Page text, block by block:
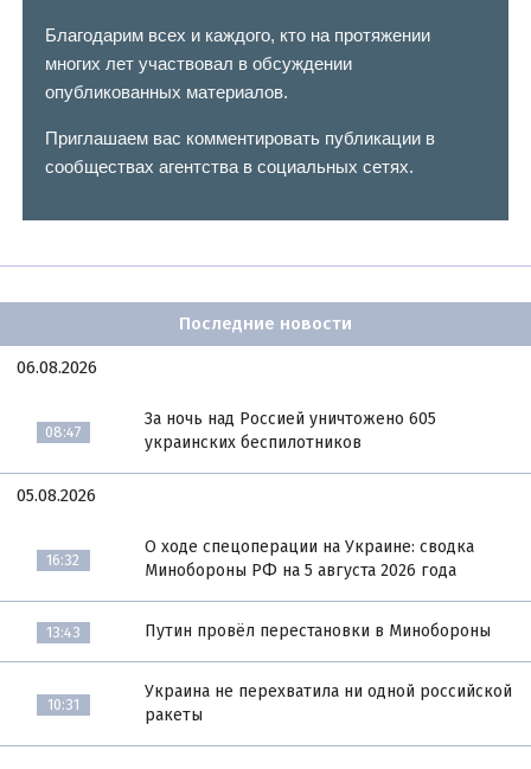
Благодарим всех и каждого, кто на протяжении
многих лет участвовал в обсуждении
опубликованных материалов.
Приглашаем вас комментировать публикации в
сообществах агентства в социальных сетях.
Последние новости
06.08.2026
08:47
За ночь над Россией уничтожено 605
украинских беспилотников
05.08.2026
16:32
О ходе спецоперации на Украине: сводка
Минобороны РФ на 5 августа 2026 года
13:43 Путин провёл перестановки в Минобороны
10:31
Украина не перехватила ни одной российской
ракеты